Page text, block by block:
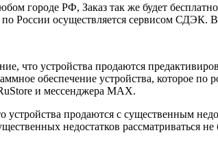
городе РФ, Заказ так же будет
России осуществляется сервисом СДЭК.
что устройства продаются
обеспечение устройства, которое по
и мессенджера MAX.
продаются с существенным
недостатков рассматриваться